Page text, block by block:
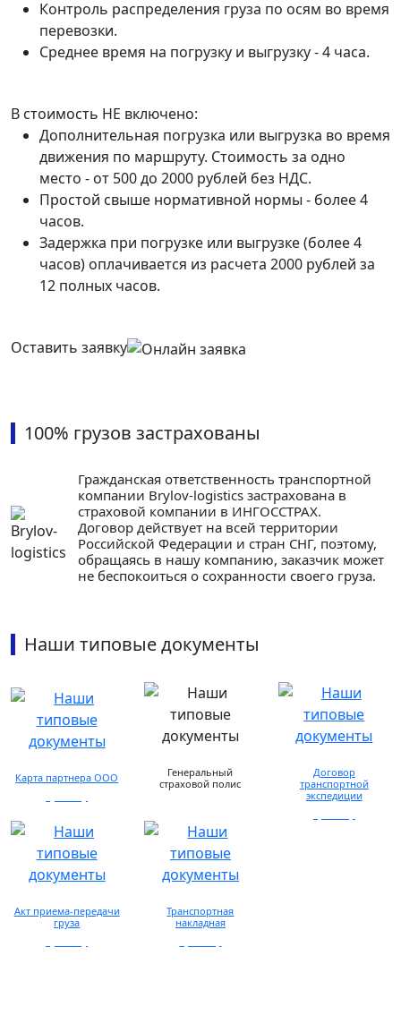
Контроль распределения груза по осям во время
перевозки.
Среднее время на погрузку и выгрузку - 4 часа.
В стоимость НЕ включено:
Дополнительная погрузка или выгрузка во время
движения по маршруту. Стоимость за одно
место - от 500 до 2000 рублей без НДС.
Простой свыше нормативной нормы - более 4
часов.
Задержка при погрузке или выгрузке (более 4
часов) оплачивается из расчета 2000 рублей за
12 полных часов.
Оставить заявку
100% грузов застрахованы
Гражданская ответственность транспортной
компании Brylov-logistics застрахована в
страховой компании в ИНГОСCТРАХ.
Договор действует на всей территории
Российской Федерации и стран СНГ, поэтому,
обращаясь в нашу компанию, заказчик может
не беспокоиться о сохранности своего груза.
Наши типовые документы
Карта партнера ООО
Генеральный
страховой полис
Договор
транспортной
экспедиции
Акт приема-передачи
груза
Транспортная
накладная